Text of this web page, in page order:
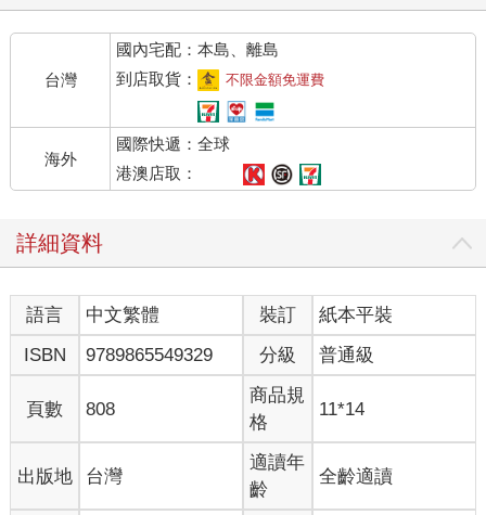
台灣
國內宅配：本島、離島
到店取貨：
不限金額免運費
海外
國際快遞：全球
港澳店取：
詳細資料
語言 中文繁體 裝訂
紙本平裝
ISBN
9789865549329 分級 普通級
頁數 808
商品規
格
11*14
出版地 台灣
適讀年
齡
全齡適讀